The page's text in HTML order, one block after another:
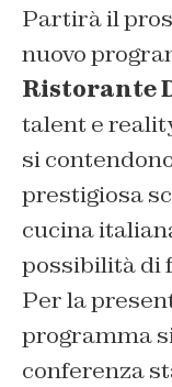
Partirà il
nuovo
Ristorante
talent e
si
prestigiosa
cucina
possibilità di
Per la
programma
conferenza